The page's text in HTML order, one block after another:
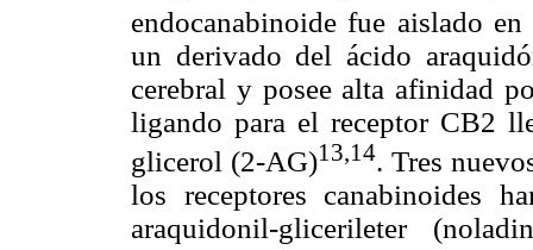
endocanabinoide fue aislado en
un derivado del ácido
cerebral y posee alta afinidad
ligando para el receptor CB2
glicerol (2-AG)13,14. Tres
los receptores canabinoides
araquidonil-glicerileter